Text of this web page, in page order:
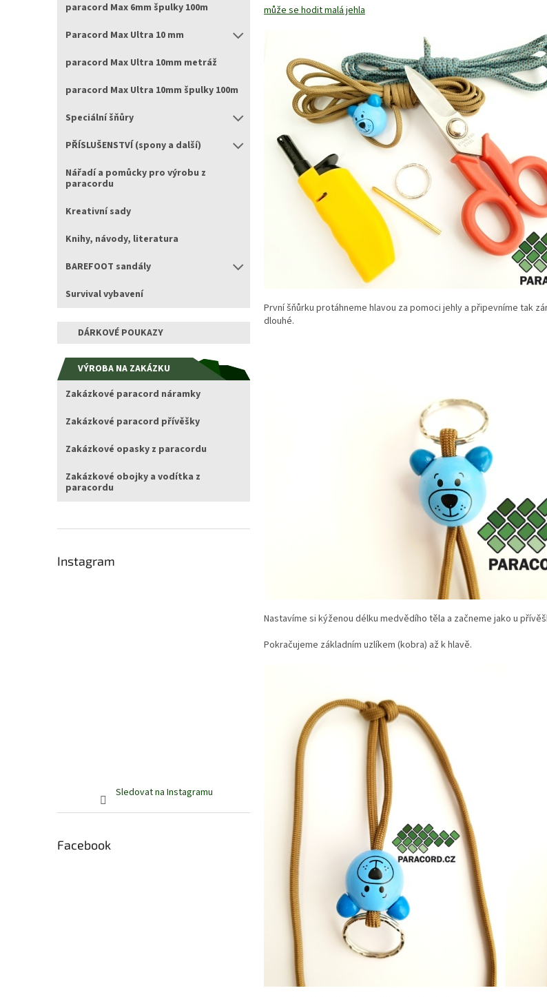
paracord Max 6mm špulky 100m
Paracord Max Ultra 10 mm
paracord Max Ultra 10mm metráž
paracord Max Ultra 10mm špulky 100m
Speciální šňůry
PŘÍSLUŠENSTVÍ (spony a další)
Nářadí a pomůcky pro výrobu z
paracordu
Kreativní sady
Knihy, návody, literatura
BAREFOOT sandály
Survival vybavení
DÁRKOVÉ POUKAZY
VÝROBA NA ZAKÁZKU
Zakázkové paracord náramky
Zakázkové paracord přívěšky
Zakázkové opasky z paracordu
Zakázkové obojky a vodítka z
paracordu
Instagram
Sledovat na Instagramu
Facebook
může se hodit malá jehla
První šňůrku protáhneme hlavou za pomoci jehly a připevníme tak
dlouhé.
Nastavíme si kýženou délku medvědího těla a začneme jako u
Pokračujeme základním uzlíkem (kobra) až k hlavě.